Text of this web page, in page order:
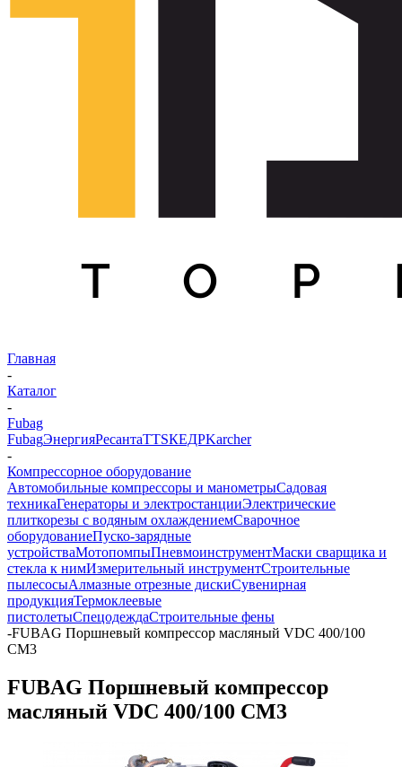
Главная
-
Каталог
-
Fubag
FubagЭнергияРесантаTTSКЕДРKarcher
-
Компрессорное оборудование
Автомобильные компрессоры и манометрыСадовая
техникаГенераторы и электростанцииЭлектрические
плиткорезы с водяным охлаждениемСварочное
оборудованиеПуско-зарядные
устройстваМотопомпыПневмоинструментМаски сварщика и
стекла к нимИзмерительный инструментСтроительные
пылесосыАлмазные отрезные дискиСувенирная
продукцияТермоклеевые
пистолетыСпецодеждаСтроительные фены
-FUBAG Поршневый компрессор масляный VDC 400/100
CM3
FUBAG Поршневый компрессор
масляный VDC 400/100 CM3